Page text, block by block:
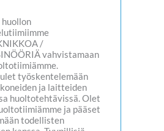
huollon
/
vahvistamaan
työskentelemään
ja laitteiden
huoltotehtävissä. Olet
ja pääset
todellisten